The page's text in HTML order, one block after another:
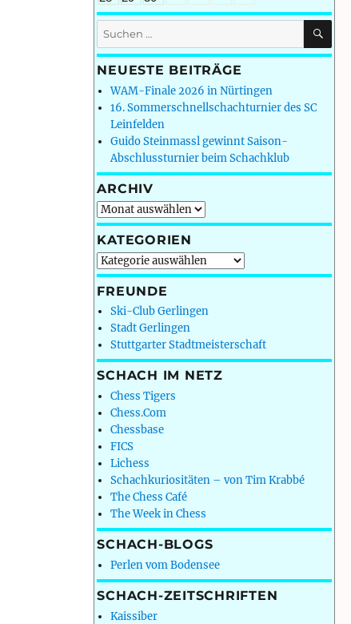
Suchen
nach:
NEUESTE BEITRÄGE
WAM-Finale 2026 in Nürtingen
16. Sommerschnellschachturnier des SC
Leinfelden
Guido Steinmassl gewinnt Saison-
Abschlussturnier beim Schachklub
ARCHIV
Archiv
KATEGORIEN
Kategorien
FREUNDE
Ski-Club Gerlingen
Stadt Gerlingen
Stuttgarter Stadtmeisterschaft
SCHACH IM NETZ
Chess Tigers
Chess.Com
Chessbase
FICS
Lichess
Schachkuriositäten – von Tim Krabbé
The Chess Café
The Week in Chess
SCHACH-BLOGS
Perlen vom Bodensee
SCHACH-ZEITSCHRIFTEN
Kaissiber